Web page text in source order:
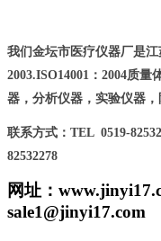
我们金坛市医疗仪器厂是江
2003.ISO14001：2004质
器，分析仪器，实验仪器
联系方式：TEL 0519-
82532278
网址：
sale1@jinyi17.com